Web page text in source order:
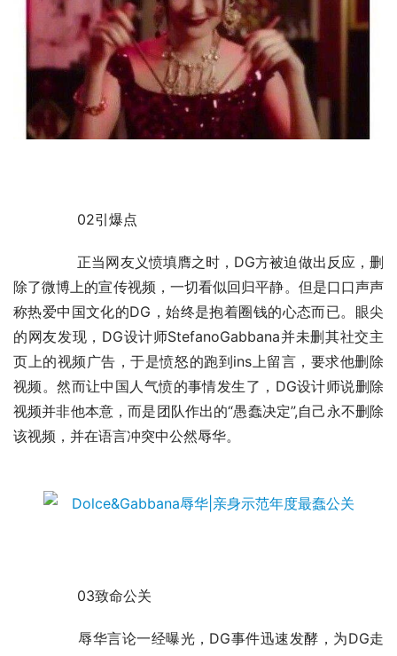
	　　02引爆点
除了微博上的宣传视频，一切看似回归平静。但是口口声声
称热爱中国文化的DG，始终是抱着圈钱的心态而已。眼尖
的网友发现，DG设计师StefanoGabbana并未删其社交主
页上的视频广告，于是愤怒的跑到ins上留言，要求他删除
视频。然而让中国人气愤的事情发生了，DG设计师说删除
视频并非他本意，而是团队作出的“愚蠢决定”,自己永不删除
该视频，并在语言冲突中公然辱华。
	　　03致命公关